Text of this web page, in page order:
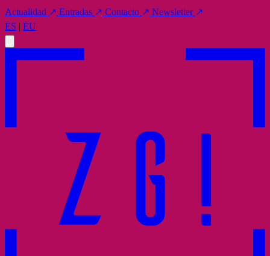
Actualidad ↗ Entradas ↗ Contacto ↗ Newsletter ↗
ES | EU